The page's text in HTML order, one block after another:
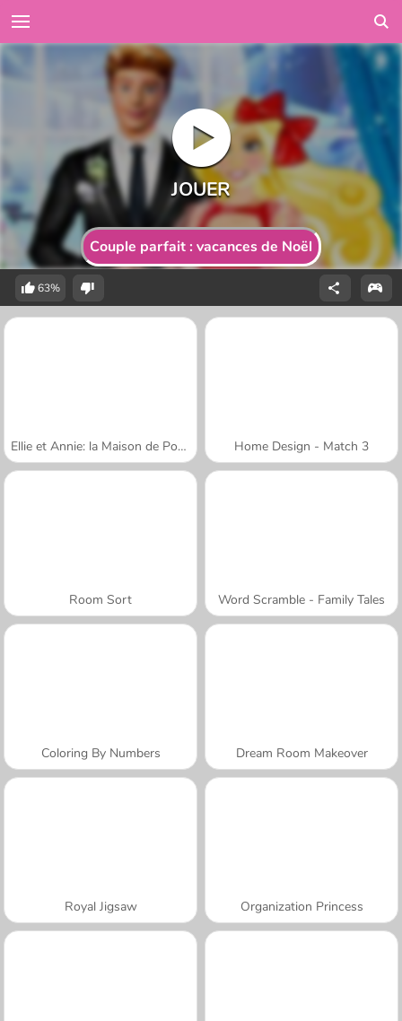
Couple parfait : vacances de Noël
63%
Ellie et Annie: la Maison de Poupées Home Design - Match 3
Room Sort Word Scramble - Family Tales
Coloring By Numbers Dream Room Makeover
Royal Jigsaw Organization Princess